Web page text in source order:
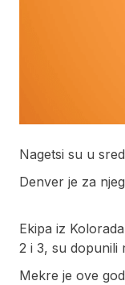
Nagetsi su u
Denver je za
Ekipa iz
2 i 3, su dopunili
Mekre je ove